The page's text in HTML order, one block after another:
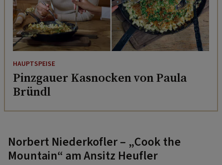
HAUPTSPEISE
Pinzgauer Kasnocken von Paula
Bründl
Norbert Niederkofler – „Cook the
Mountain“ am Ansitz Heufler